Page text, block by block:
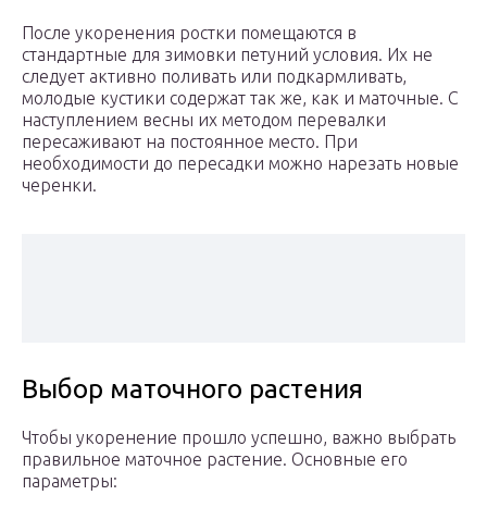
После укоренения ростки помещаются в
стандартные для зимовки петуний условия. Их не
следует активно поливать или подкармливать,
молодые кустики содержат так же, как и маточные. С
наступлением весны их методом перевалки
пересаживают на постоянное место. При
необходимости до пересадки можно нарезать новые
черенки.
Выбор маточного растения
Чтобы укоренение прошло успешно, важно выбрать
правильное маточное растение. Основные его
параметры: